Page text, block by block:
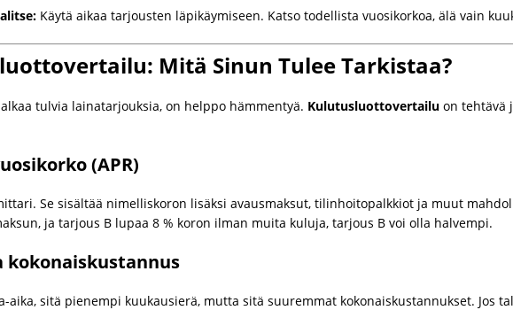
Käytä aikaa tarjousten läpikäymiseen. Katso todellista vuosikorkoa, älä vain
Mitä Sinun Tulee Tarkistaa?
tulvia lainatarjouksia, on helppo hämmentyä. Kulutusluottovertailu on tehtävä
(APR)
Se sisältää nimelliskoron lisäksi avausmaksut, tilinhoitopalkkiot ja muut
ja tarjous B lupaa 8 % koron ilman muita kuluja, tarjous B voi olla halvempi.
kokonaiskustannus
aika, sitä pienempi kuukausierä, mutta sitä suuremmat kokonaiskustannukset. Jos